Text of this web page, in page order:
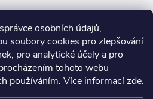
osobních údajů,
soubory cookies pro zlepšování
pro analytické účely a pro
tohoto webu
používáním. Více informacízde.